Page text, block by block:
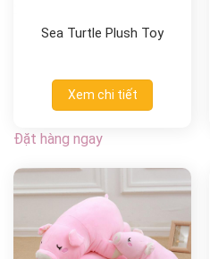
Sea Turtle Plush Toy
Xem chi tiết
Đặt hàng ngay